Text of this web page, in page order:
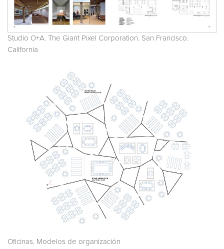
Studio O+A. The Giant Pixel Corporation. San Francisco.
California
Oficinas. Modelos de organización